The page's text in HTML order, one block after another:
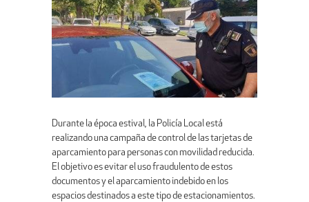
Durante la época estival, la Policía Local está
realizando una campaña de control de las tarjetas de
aparcamiento para personas con movilidad reducida.
El objetivo es evitar el uso fraudulento de estos
documentos y el aparcamiento indebido en los
espacios destinados a este tipo de estacionamientos.